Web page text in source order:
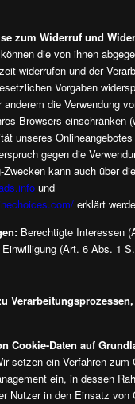
zum Widerruf und
die von ihnen
widerrufen und der
Vorgaben
die Verwendung
Browsers einschränken
unseres
gegen die
kann auch über
und
erklärt
Berechtigte Interessen
(Art. 6 Abs. 1
Cookie-Daten auf
setzen ein Verfahren zum
ein, in dessen
Nutzer in den Einsatz von